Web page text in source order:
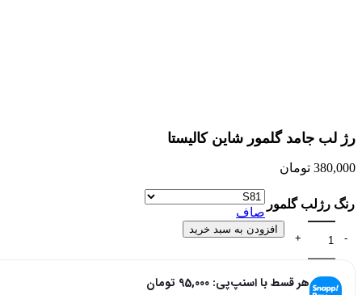
رژ لب جامد گلمور شاین کالیستا
380,000 تومان
رنگ رژلب گلمور
صاف
افزودن به سبد خرید
هر قسط با اسنپ‌پی: 95,000 تومان